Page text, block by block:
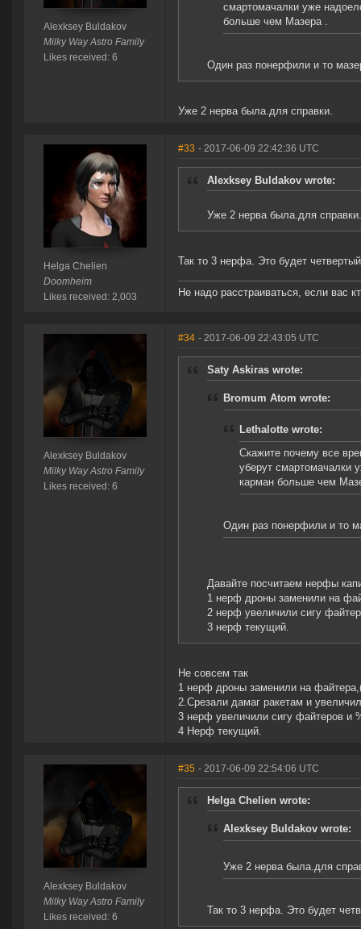
Alexksey Buldakov
Milky Way Astro Family
Likes received: 6
смартомачалки уже
больше чем Мазера .
Один раз понерфили и то
Уже 2 нерва была.для справки.
Helga Chelien
Doomheim
Likes received: 2,003
#33 - 2017-06-09 22:42:36 UTC
Alexksey Buldakov wrote:
Уже 2 нерва была.для справки.
Так то 3 нерфа. Это будет
Не надо расстраиваться, если вас
Alexksey Buldakov
Milky Way Astro Family
Likes received: 6
#34 - 2017-06-09 22:43:05 UTC
Saty Askiras wrote:
Bromum Atom wrote:
Lethalotte wrote:
Скажите почему все
уберут смартомачалки
карман больше чем
Один раз понерфили и то
Давайте посчитаем нерфы
1 нерф дроны заменили на
2 нерф увеличили сигу
3 нерф текущий.
Не совсем так
1 нерф дроны заменили на
2.Срезали дамаг ракетам и
3 нерф увеличили сигу файтеров и
4 Нерф текущий.
Alexksey Buldakov
Milky Way Astro Family
Likes received: 6
#35 - 2017-06-09 22:54:06 UTC
Helga Chelien wrote:
Alexksey Buldakov wrote:
Уже 2 нерва была.для
Так то 3 нерфа. Это будет